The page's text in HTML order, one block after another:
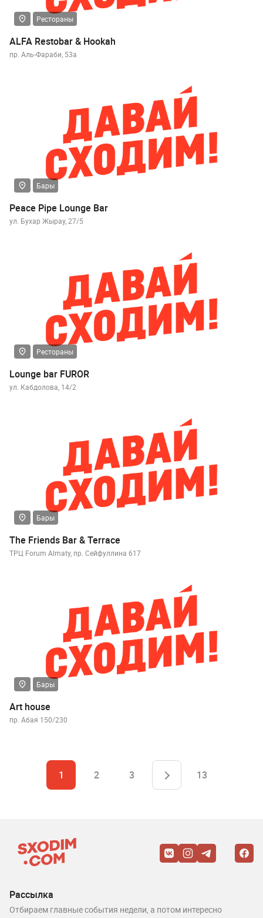
Рестораны
ALFA Restobar & Hookah
пр. Аль-Фараби, 53а
Бары
Peace Pipe Lounge Bar
ул. Бухар Жырау, 27/5
Рестораны
Lounge bar FUROR
ул. Кабдолова, 14/2
Бары
The Friends Bar & Terrace
ТРЦ Forum Almaty, пр. Сейфуллина 617
Бары
Art house
пр. Абая 150/230
1 2 3 13
Рассылка
Отбираем главные события недели, а потом интересно